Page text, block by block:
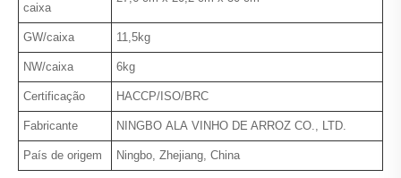
caixa
GW/caixa 11,5kg
NW/caixa 6kg
Certificação HACCP/ISO/BRC
Fabricante NINGBO ALA VINHO DE ARROZ CO., LTD.
País de origem Ningbo, Zhejiang, China